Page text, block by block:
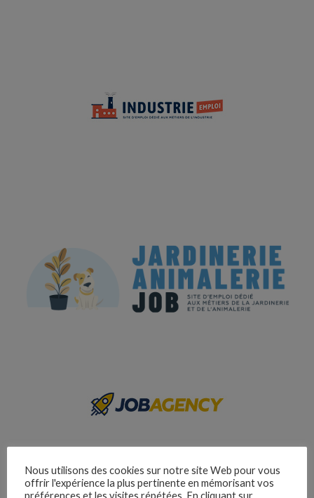
Nous utilisons des cookies sur notre site Web pour vous
offrir l'expérience la plus pertinente en mémorisant vos
préférences et les visites répétées. En cliquant sur